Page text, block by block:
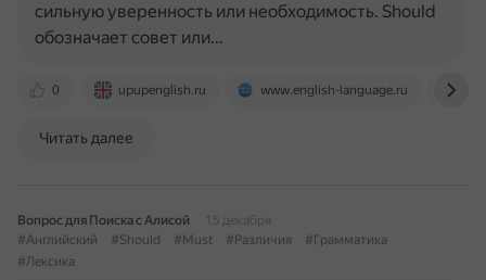
0 upupenglish.ru www.english-language.ru
сильную уверенность или необходимость. Should
обозначает совет или…
Читать далее
Вопрос для Поиска с Алисой
15 декабря
#Английский
#Should #Must #Различия
#Грамматика
#Лексика